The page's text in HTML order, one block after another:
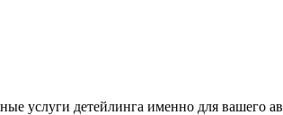
услуги детейлинга именно для вашего